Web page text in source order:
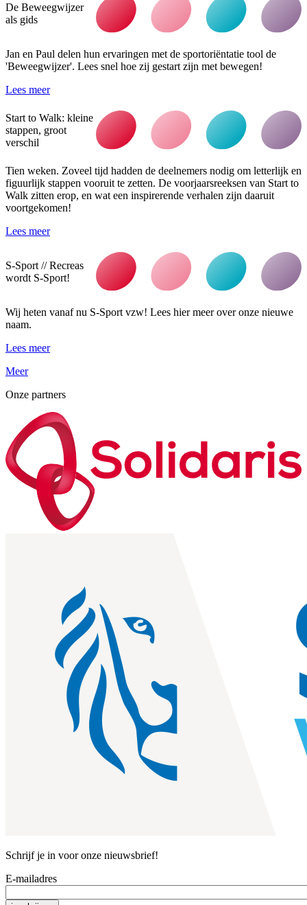
De Beweegwijzer
als gids
Jan en Paul delen hun ervaringen met de sportoriëntatie tool de
'Beweegwijzer'. Lees snel hoe zij gestart zijn met bewegen!
Lees meer
Start to Walk: kleine
stappen, groot
verschil
Tien weken. Zoveel tijd hadden de deelnemers nodig om letterlijk en
figuurlijk stappen vooruit te zetten. De voorjaarsreeksen van Start to
Walk zitten erop, en wat een inspirerende verhalen zijn daaruit
voortgekomen!
Lees meer
S-Sport // Recreas
wordt S-Sport!
Wij heten vanaf nu S-Sport vzw! Lees hier meer over onze nieuwe
naam.
Lees meer
Meer
Onze partners
Schrijf je in voor onze nieuwsbrief!
E-mailadres